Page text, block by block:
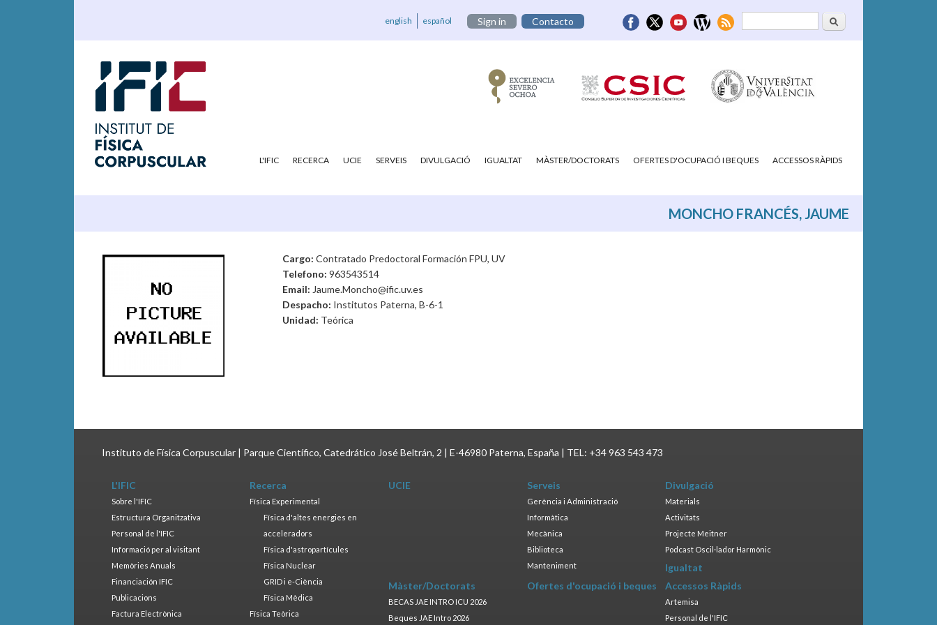
Formulari deCerca
english español Sign in Contacto
L'IFIC RECERCA UCIE SERVEIS DIVULGACIÓ IGUALTAT MÀSTER/DOCTORATS OFERTES D'OCUPACIÓ I BEQUES ACCESSOS RÀPIDS
MONCHO FRANCÉS, JAUME
Cargo: Contratado Predoctoral Formación FPU, UV
Telefono: 963543514
Email: Jaume.Moncho@ific.uv.es
Despacho: Institutos Paterna, B-6-1
Unidad: Teórica
Instituto de Física Corpuscular | Parque Científico, Catedrático José Beltrán, 2 | E-46980 Paterna, España | TEL: +34 963 543 473
L'IFIC
Sobre l'IFIC
Estructura Organitzativa
Personal de l'IFIC
Informació per al visitant
Memòries Anuals
Financiación IFIC
Publicacions
Factura Electrònica
Recerca
Física Experimental
Física d'altes energies en
acceleradors
Física d'astropartícules
Física Nuclear
GRID i e-Ciència
Física Mèdica
Física Teòrica
UCIE Serveis
Gerència i Administració
Informàtica
Mecànica
Biblioteca
Manteniment
Divulgació
Materials
Activitats
Projecte Meitner
Podcast Oscil·lador Harmònic
Igualtat
Màster/Doctorats
BECAS JAE INTRO ICU 2026
Beques JAE Intro 2026
Ofertes d'ocupació i beques Accessos Ràpids
Artemisa
Personal de l'IFIC